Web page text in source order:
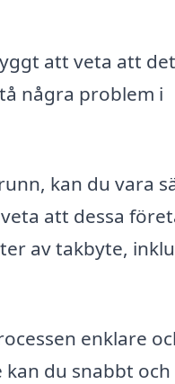
att veta att
några problem i
kan du vara
att dessa
av takbyte,
enklare
du snabbt